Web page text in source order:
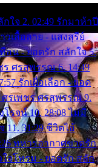
ใจ 2. 02:49 รักมาห้าปี
วเสื้อลาย - แสงสุรีย์
อน - ยอดรัก สลักใจ 5.
ศรสุพรรณ 6. 14:49
รักเผื่อเลือก - ยอด
ศรเพชร ศรสุพรรณ 9.
รจน์ 10. 28:08 ไม่มี
11. 31:29 ชีวิตไอ้
ทหารอากาศขาดรัก
ใจโทรม - ยอดรัก สลัก